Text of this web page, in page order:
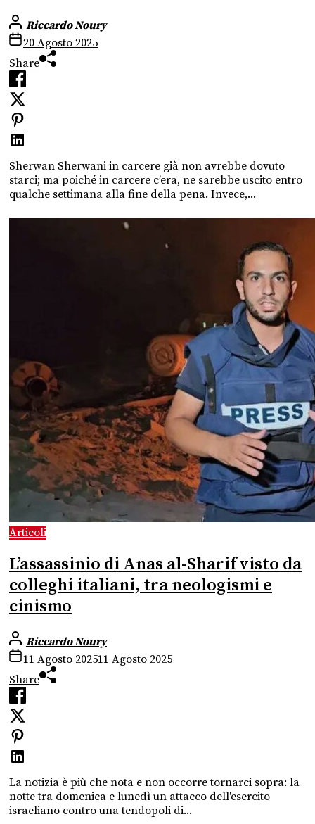
Riccardo Noury
20 Agosto 2025
Share
Sherwan Sherwani in carcere già non avrebbe dovuto
starci; ma poiché in carcere c’era, ne sarebbe uscito entro
qualche settimana alla fine della pena. Invece,...
Articoli
L’assassinio di Anas al-Sharif visto da
colleghi italiani, tra neologismi e
cinismo
Riccardo Noury
11 Agosto 202511 Agosto 2025
Share
La notizia è più che nota e non occorre tornarci sopra: la
notte tra domenica e lunedì un attacco dell'esercito
israeliano contro una tendopoli di...